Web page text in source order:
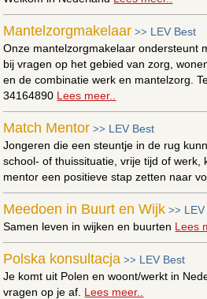
Mantelzorgmakelaar >> LEV Best
Onze mantelzorgmakelaar ondersteunt
bij vragen op het gebied van zorg,
en de combinatie werk en mantelzorg.
34164890 Lees meer..
Match Mentor >> LEV Best
Jongeren die een steuntje in de rug
school- of thuissituatie, vrije tijd of werk,
mentor een positieve stap zetten naar
Meedoen in Buurt en Wijk >>
Samen leven in wijken en buurten Lees
Polska konsultacja >> LEV Best
Je komt uit Polen en woont/werkt in
vragen op je af. Lees meer..